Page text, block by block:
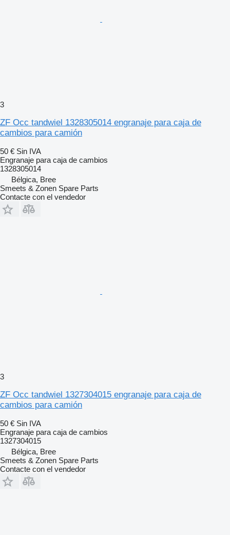
3
ZF Occ tandwiel 1328305014 engranaje para caja de
cambios para camión
50 € Sin IVA
Engranaje para caja de cambios
1328305014
Bélgica, Bree
Smeets & Zonen Spare Parts
Contacte con el vendedor
3
ZF Occ tandwiel 1327304015 engranaje para caja de
cambios para camión
50 € Sin IVA
Engranaje para caja de cambios
1327304015
Bélgica, Bree
Smeets & Zonen Spare Parts
Contacte con el vendedor